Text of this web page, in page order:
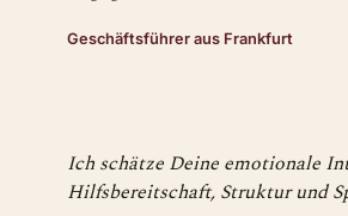
Geschäftsführer aus Frankfurt
Ich schätze Deine emotionale
Hilfsbereitschaft, Struktur und